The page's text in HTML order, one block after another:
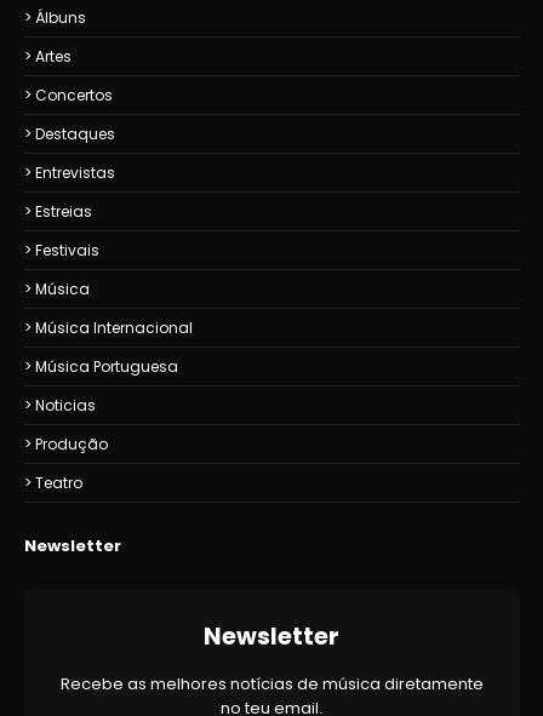
Álbuns
Artes
Concertos
Destaques
Entrevistas
Estreias
Festivais
Música
Música Internacional
Música Portuguesa
Noticias
Produção
Teatro
Newsletter
Newsletter
Recebe as melhores notícias de música diretamente
no teu email.